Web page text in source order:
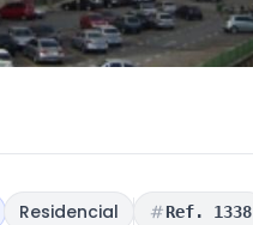
Residencial Ref. 1338